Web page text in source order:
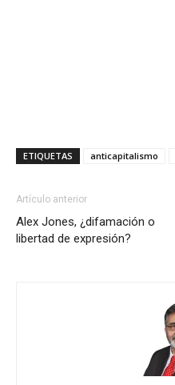
ETIQUETAS anticapitalismo
Artículo anterior
Alex Jones, ¿difamación o
libertad de expresión?